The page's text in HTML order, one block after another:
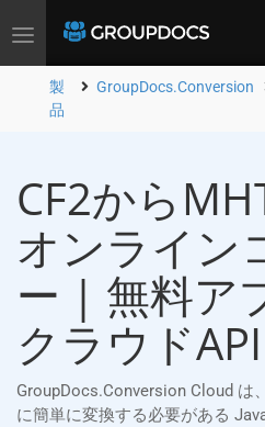
Toggle
製
品
GroupDocs.Conversion
CF2から
オンライン
ー | 無料ア
クラウドAPI
GroupDocs.Conversion Cloud は
に簡単に変換する必要がある